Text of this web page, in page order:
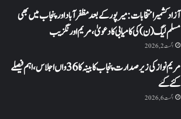
آزاد کشمیر انتخابات: میرپور کے بعد مظفرآباد اور پنجاب میں بھی
مسلم لیگ (ن) کی کامیابی کا دعویٰ، مریم اورنگزیب
اگست 2, 2026
مریم نواز کی زیر صدارت پنجاب کابینہ کا 36واں اجلاس،اہم فیصلے
کئے گئے
اگست 6, 2026